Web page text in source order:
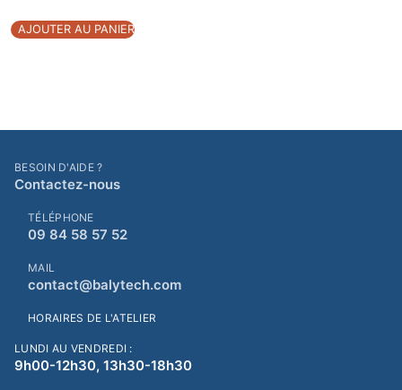
AJOUTER AU PANIER
BESOIN D'AIDE ?
Contactez-nous
TÉLÉPHONE
09 84 58 57 52
MAIL
contact@balytech.com
HORAIRES DE L'ATELIER
LUNDI AU VENDREDI :
9h00-12h30, 13h30-18h30